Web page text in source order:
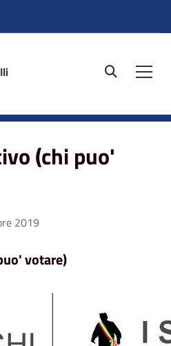
site.searc
(chi puo'
2019
votare)